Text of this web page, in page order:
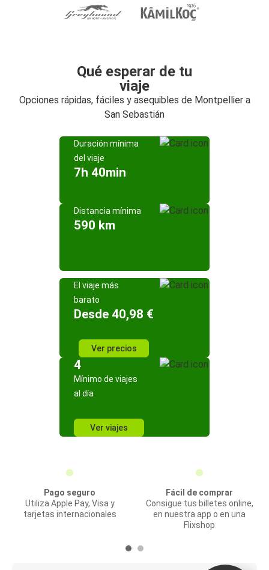
Qué esperar de tu
viaje
Opciones rápidas, fáciles y asequibles de Montpellier a
San Sebastián
Duración mínima
del viaje
7h 40min
Distancia mínima
590 km
El viaje más
barato
Desde 40,98 €
Ver precios
4
Mínimo de viajes
al día
Ver viajes
Pago seguro
Utiliza Apple Pay, Visa y
tarjetas internacionales
Fácil de comprar
Consigue tus billetes online,
en nuestra app o en una
Flixshop